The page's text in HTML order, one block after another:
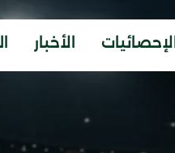
الإحصائيات الأخبار